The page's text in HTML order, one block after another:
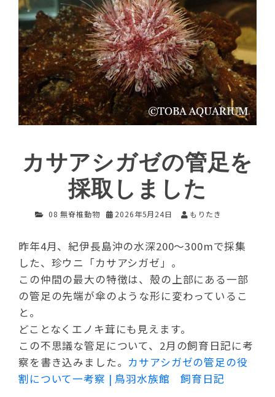
カサアシガゼの管足を
採取しました
08 無脊椎動物 2026年5月24日 もりたき
昨年4月、紀伊長島沖の水深200〜300mで採集
した、珍ウニ「カサアシガゼ」。
この仲間の最大の特徴は、殻の上部にある一部
の管足の先端が傘のような形に変わっているこ
と。
どことなくエノキ茸にも見えます。
この不思議な管足について、2月の飼育日記に考
察を書き込みました。 カサアシガゼの管足の役
割について一考察 | 鳥羽水族館 飼育日記